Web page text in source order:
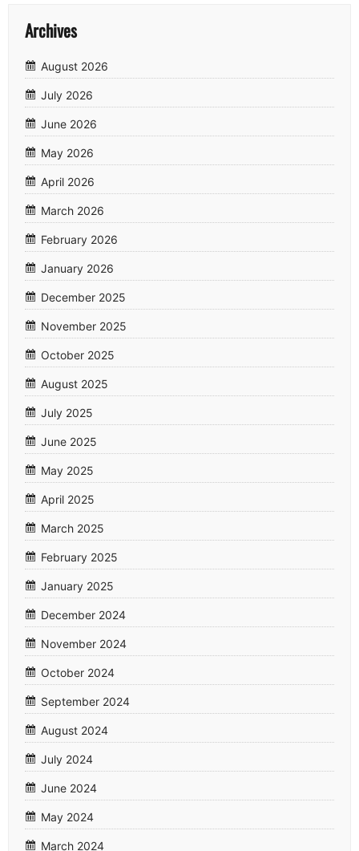
Archives
August 2026
July 2026
June 2026
May 2026
April 2026
March 2026
February 2026
January 2026
December 2025
November 2025
October 2025
August 2025
July 2025
June 2025
May 2025
April 2025
March 2025
February 2025
January 2025
December 2024
November 2024
October 2024
September 2024
August 2024
July 2024
June 2024
May 2024
March 2024